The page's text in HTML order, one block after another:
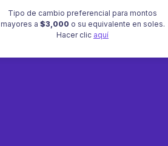
Tipo de cambio preferencial para montos
mayores a $3,000 o su equivalente en soles.
Hacer clic aquí